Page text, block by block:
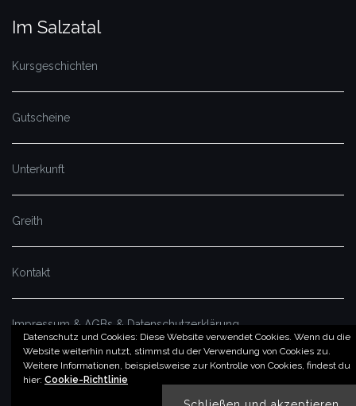
Datenschutz und Cookies: Diese Website verwendet Cookies. Wenn du die
Website weiterhin nutzt, stimmst du der Verwendung von Cookies zu.
Weitere Informationen, beispielsweise zur Kontrolle von Cookies, findest du
hier: Cookie-Richtlinie
Im Salzatal
Kursgeschichten
Gutscheine
Unterkunft
Greith
Kontakt
Impressum & AGBs & Datenschutzerklärung
© by imSalzatal.at